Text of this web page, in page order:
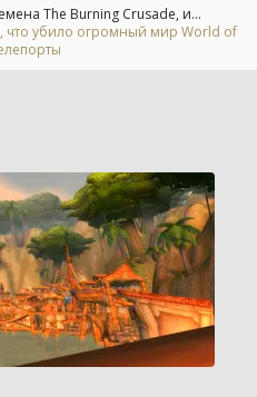
The Burning Crusade, и...
что убило огромный мир World of